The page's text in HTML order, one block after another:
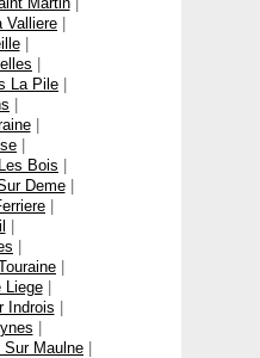
Valliere
|
La Pile
|
Bois
Deme|
Liege|
Indrois
Sur Maulne